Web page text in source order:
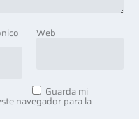
Web
Guarda mi
navegador para la